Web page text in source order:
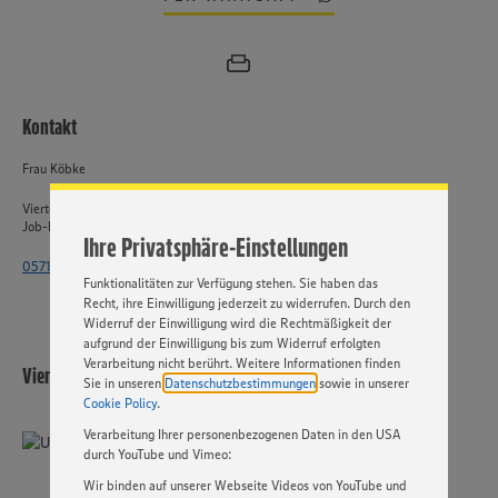
Ihre Privatsphäre-Einstellungen
Cookies und anderer Technologien ist freiwillig und kann
„EINSTELLUNGEN ÄNDERN”. Bitte beachten Sie, dass auf
Basis Ihrer Einstellungen ggf. nicht mehr alle
Funktionalitäten zur Verfügung stehen. Sie haben das
Recht, ihre Einwilligung jederzeit zu widerrufen. Durch den
Widerruf der Einwilligung wird die Rechtmäßigkeit der
aufgrund der Einwilligung bis zum Widerruf erfolgten
Verarbeitung nicht berührt. Weitere Informationen finden
Sie in unseren Datenschutzbestimmungen sowie in unserer
Cookie Policy.
Verarbeitung Ihrer personenbezogenen Daten in den USA
durch YouTube und Vimeo:
Wir binden auf unserer Webseite Videos von YouTube und
Kontakt
Frau Köbke
Vierte EDEKA-Markt Berlin GmbH
Job-ID: 62641
0571 - 802 7054
Vierte EDEKA-Markt Berlin GmbH